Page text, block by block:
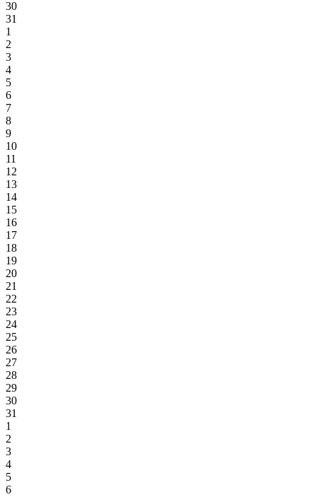
30
31
1
2
3
4
5
6
7
8
9
10
11
12
13
14
15
16
17
18
19
20
21
22
23
24
25
26
27
28
29
30
31
1
2
3
4
5
6